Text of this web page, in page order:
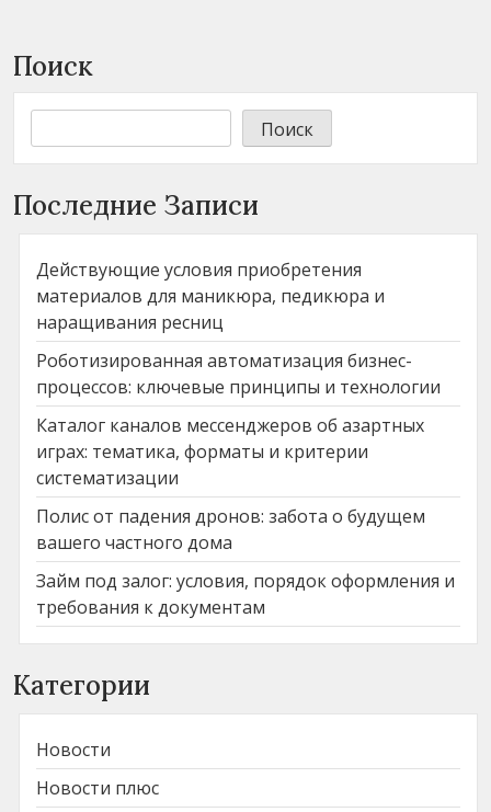
Поиск
Поиск
Последние Записи
Действующие условия приобретения
материалов для маникюра, педикюра и
наращивания ресниц
Роботизированная автоматизация бизнес-
процессов: ключевые принципы и технологии
Каталог каналов мессенджеров об азартных
играх: тематика, форматы и критерии
систематизации
Полис от падения дронов: забота о будущем
вашего частного дома
Займ под залог: условия, порядок оформления и
требования к документам
Категории
Новости
Новости плюс